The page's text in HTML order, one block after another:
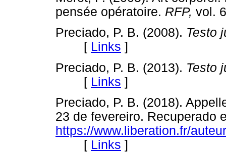
pensée opératoire. RFP, vol.
Preciado, P. B. (2008). Testo
[ Links ]
Preciado, P. B. (2013). Testo
[ Links ]
Preciado, P. B. (2018).
23 de fevereiro. Recuperado
https://www.liberation.fr/
[ Links ]